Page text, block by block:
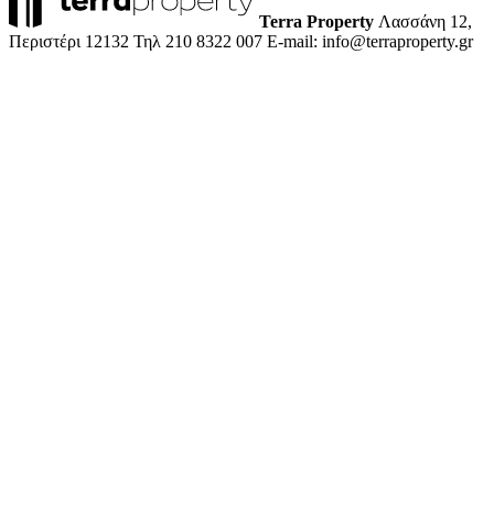
Terra Property Λασσάνη 12,
Περιστέρι 12132 Τηλ 210 8322 007 E-mail: info@terraproperty.gr